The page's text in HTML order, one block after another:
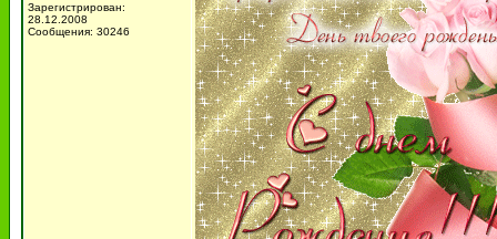
Зарегистрирован:
28.12.2008
Сообщения: 30246